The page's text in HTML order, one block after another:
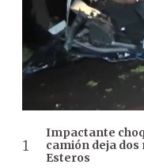
Impactante
camión deja
Esteros